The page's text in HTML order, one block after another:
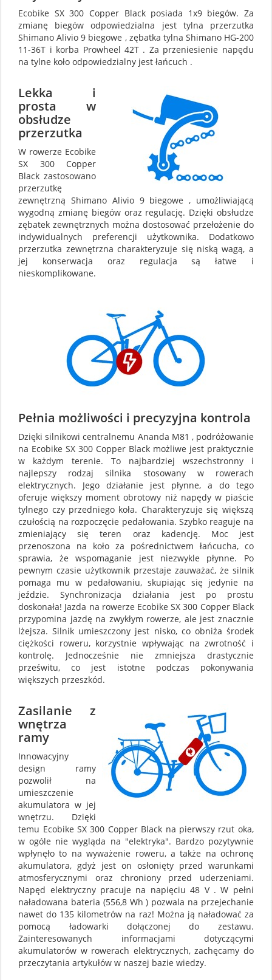
Ecobike SX 300 Copper Black posiada 1x9 biegów. Za
zmianę biegów odpowiedzialna jest tylna przerzutka
Shimano Alivio 9 biegowe , zębatka tylna Shimano HG-200
11-36T i korba Prowheel 42T . Za przeniesienie napędu
na tylne koło odpowiedzialny jest łańcuch .
Lekka i
prosta w
obsłudze
przerzutka
W rowerze Ecobike
SX 300 Copper
Black zastosowano
przerzutkę
zewnętrzną Shimano Alivio 9 biegowe , umożliwiającą
wygodną zmianę biegów oraz regulację. Dzięki obsłudze
zębatek zewnętrznych można dostosować przełożenie do
indywidualnych preferencji użytkownika. Dodatkowo
przerzutka zewnętrzna charakteryzuje się niską wagą, a
jej konserwacja oraz regulacja są łatwe i
nieskomplikowane.
Pełnia możliwości i precyzyjna kontrola
Dzięki silnikowi centralnemu Ananda M81 , podróżowanie
na Ecobike SX 300 Copper Black możliwe jest praktycznie
w każdym terenie. To najbardziej wszechstronny i
najlepszy rodzaj silnika stosowany w rowerach
elektrycznych. Jego działanie jest płynne, a do tego
oferuje większy moment obrotowy niż napędy w piaście
tylnego czy przedniego koła. Charakteryzuje się większą
czułością na rozpoczęcie pedałowania. Szybko reaguje na
zmieniający się teren oraz kadencję. Moc jest
przenoszona na koło za pośrednictwem łańcucha, co
sprawia, że wspomaganie jest niezwykle płynne. Po
pewnym czasie użytkownik przestaje zauważać, że silnik
pomaga mu w pedałowaniu, skupiając się jedynie na
jeździe. Synchronizacja działania jest po prostu
doskonała! Jazda na rowerze Ecobike SX 300 Copper Black
przypomina jazdę na zwykłym rowerze, ale jest znacznie
lżejsza. Silnik umieszczony jest nisko, co obniża środek
ciężkości roweru, korzystnie wpływając na zwrotność i
kontrolę. Jednocześnie nie zmniejsza drastycznie
prześwitu, co jest istotne podczas pokonywania
większych przeszkód.
Zasilanie z
wnętrza
ramy
Innowacyjny
design ramy
pozwolił na
umieszczenie
akumulatora w jej
wnętrzu. Dzięki
temu Ecobike SX 300 Copper Black na pierwszy rzut oka,
w ogóle nie wygląda na "elektryka". Bardzo pozytywnie
wpłynęło to na wyważenie roweru, a także na ochronę
akumulatora, gdyż jest on osłonięty przed warunkami
atmosferycznymi oraz chroniony przed uderzeniami.
Napęd elektryczny pracuje na napięciu 48 V . W pełni
naładowana bateria (556,8 Wh ) pozwala na przejechanie
nawet do 135 kilometrów na raz! Można ją naładować za
pomocą ładowarki dołączonej do zestawu.
Zainteresowanych informacjami dotyczącymi
akumulatorów w rowerach elektrycznych, zachęcamy do
przeczytania artykułów w naszej bazie wiedzy.